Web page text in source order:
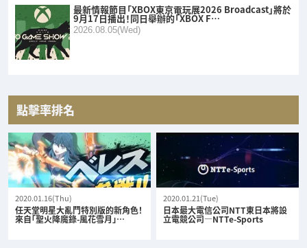
最新情報節目「XBOX東京電玩展2026 Broadcast」將於
9月17日播出！同日舉辦的「XBOX F…
2026.08.05(Wed)
點擊率排名
2020.01.16(Thu)
任天堂明星大亂鬥特別版的新角色！
來自「聖火降魔錄-風花雪月」…
2020.01.21(Tue)
日本最大電信公司NTT東日本將設
立電競公司—NTTe-Sports